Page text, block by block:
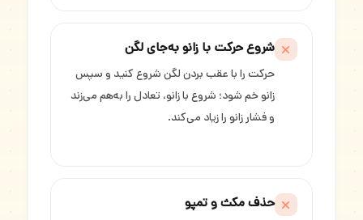
شروع حرکت با زانو به‌جای لگن
حرکت را با عقب بردن لگن شروع کنید و سپس
زانو خم شود؛ شروع با زانو، تعادل را به‌هم می‌زند
و فشار زانو را زیاد می‌کند.
حذف مکث و تمپو